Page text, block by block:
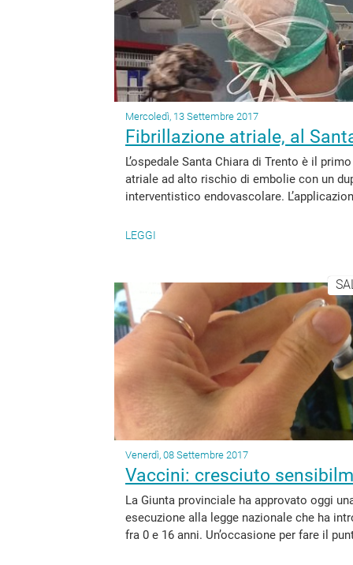
Mercoledì, 13 Settembre 2017
Fibrillazione atriale, al
L’ospedale Santa Chiara di Trento è il
atriale ad alto rischio di embolie con un
interventistico endovascolare.
LEGGI
Venerdì, 08 Settembre 2017
Vaccini: cresciuto
La Giunta provinciale ha approvato oggi
esecuzione alla legge nazionale che ha
fra 0 e 16 anni. Un’occasione per fare il